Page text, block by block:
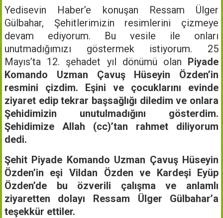
Yedisevin Haber’e konuşan Ressam Ülger
Gülbahar, Şehitlerimizin resimlerini çizmeye
devam ediyorum. Bu vesile ile onları
unutmadığımızı göstermek istiyorum. 25
Mayıs’ta 12. şehadet yıl dönümü olan Piyade
Komando Uzman Çavuş Hüseyin Özden’in
resmini çizdim. Eşini ve çocuklarını evinde
ziyaret edip tekrar başsağlığı diledim ve onlara
Şehidimizin unutulmadığını gösterdim.
Şehidimize Allah (cc)’tan rahmet diliyorum
dedi.
Şehit Piyade Komando Uzman Çavuş Hüseyin
Özden’in eşi Vildan Özden ve Kardeşi Eyüp
Özden’de bu özverili çalışma ve anlamlı
ziyaretten dolayı Ressam Ülger Gülbahar’a
teşekkür ettiler.